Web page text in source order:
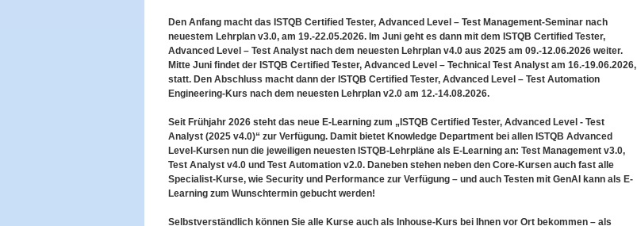
Den Anfang macht das ISTQB Certified Tester, Advanced Level – Test Management-Seminar nach
neuestem Lehrplan v3.0, am 19.-22.05.2026. Im Juni geht es dann mit dem ISTQB Certified Tester,
Advanced Level – Test Analyst nach dem neuesten Lehrplan v4.0 aus 2025 am 09.-12.06.2026 weiter.
Mitte Juni findet der ISTQB Certified Tester, Advanced Level – Technical Test Analyst am 16.-19.06.2026,
statt. Den Abschluss macht dann der ISTQB Certified Tester, Advanced Level – Test Automation
Engineering-Kurs nach dem neuesten Lehrplan v2.0 am 12.-14.08.2026.
Seit Frühjahr 2026 steht das neue E-Learning zum „ISTQB Certified Tester, Advanced Level - Test
Analyst (2025 v4.0)“ zur Verfügung. Damit bietet Knowledge Department bei allen ISTQB Advanced
Level-Kursen nun die jeweiligen neuesten ISTQB-Lehrpläne als E-Learning an: Test Management v3.0,
Test Analyst v4.0 und Test Automation v2.0. Daneben stehen neben den Core-Kursen auch fast alle
Specialist-Kurse, wie Security und Performance zur Verfügung – und auch Testen mit GenAI kann als E-
Learning zum Wunschtermin gebucht werden!
Selbstverständlich können Sie alle Kurse auch als Inhouse-Kurs bei Ihnen vor Ort bekommen – als